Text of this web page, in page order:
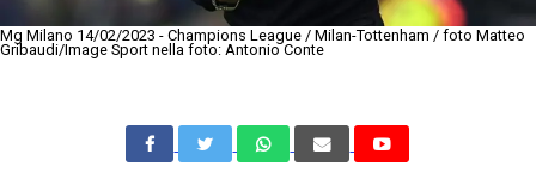
Mg Milano 14/02/2023 - Champions League / Milan-Tottenham / foto Matteo
Gribaudi/Image Sport nella foto: Antonio Conte